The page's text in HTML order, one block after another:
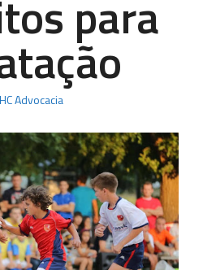
para
Advocacia